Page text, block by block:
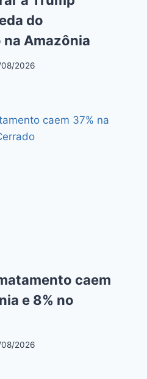
do
Amazônia
2026
caem
e 8% no
2026